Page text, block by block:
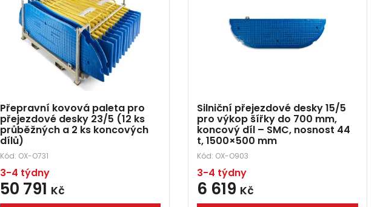
Přepravní kovová paleta pro
přejezdové desky 23/5 (12 ks
průběžných a 2 ks koncových
dílů)
Kód: OX-O731
3-4 týdny
50 791 Kč
Silniční přejezdové desky 15/5
pro výkop šířky do 700 mm,
koncový díl – SMC, nosnost 44
t, 1500×500 mm
Kód: OX-O903
3-4 týdny
6 619 Kč